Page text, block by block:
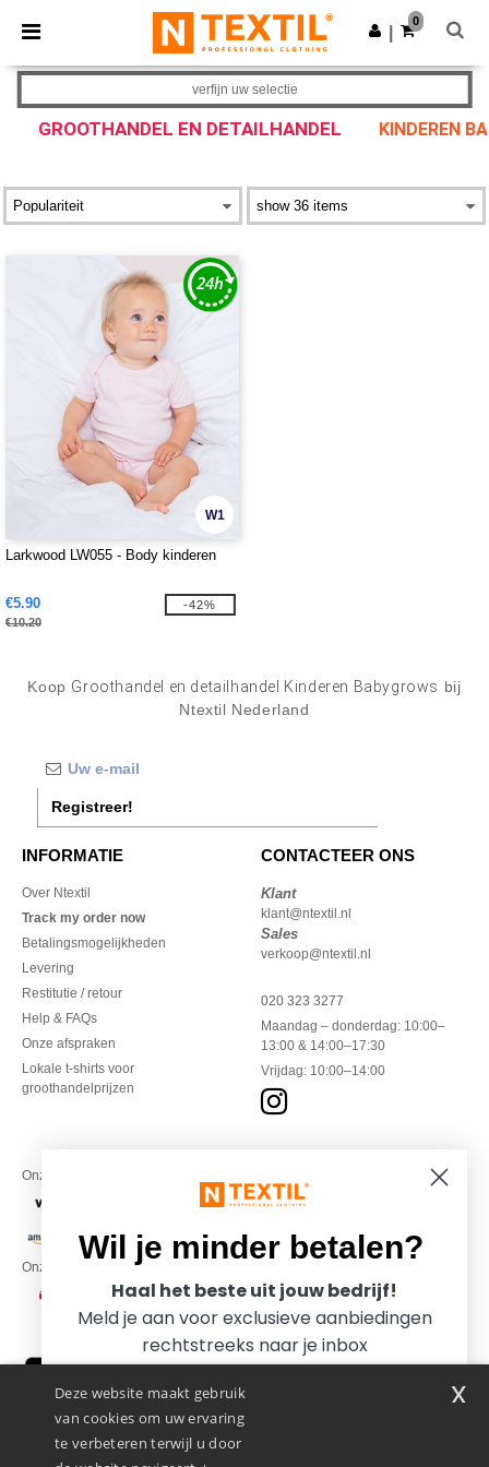
× Ntextil-app
Betere prijzen in de app!
Download app
0
GROOTHANDEL EN DETAILHANDEL KINDEREN
verfijn uw selectie
W1
Larkwood LW055 - Body kinderen
€5.90
€10.20
-42%
Koop Groothandel en detailhandel Kinderen Babygrows bij
Ntextil Nederland
Registreer!
INFORMATIE
Over Ntextil
Track my order now
Betalingsmogelijkheden
Levering
Restitutie / retour
Help & FAQs
Onze afspraken
Lokale t-shirts voor
groothandelprijzen
CONTACTEER ONS
Klant
klant@ntextil.nl
Sales
verkoop@ntextil.nl
020 323 3277
Maandag – donderdag: 10:00–
13:00 & 14:00–17:30
Vrijdag: 10:00–14:00
Onze financiële partners
Onze transporteurs
Deze website maakt gebruik
van cookies om uw ervaring
te verbeteren terwijl u door
x
Wil je minder betalen?
Haal het beste uit jouw bedrijf!
Meld je aan voor exclusieve aanbiedingen
rechtstreeks naar je inbox